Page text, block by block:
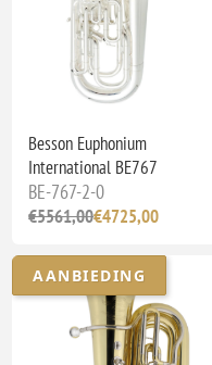
Besson Euphonium
International BE767
BE-767-2-0
€5561,00€4725,00
AANBIEDING